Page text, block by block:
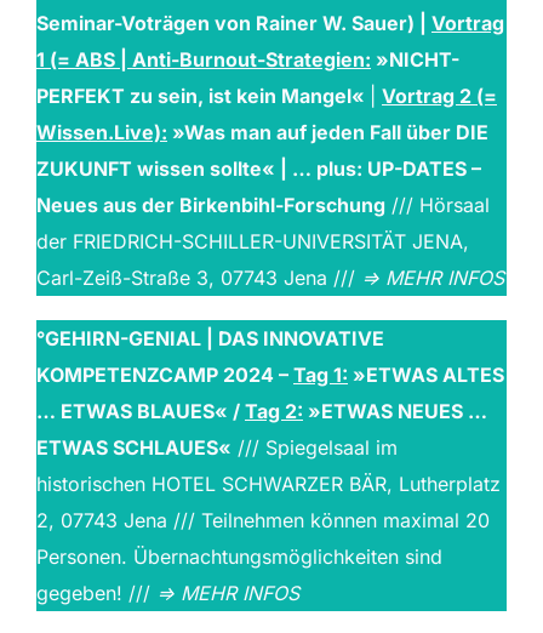
Seminar-Voträgen von Rainer W. Sauer) | Vortrag
1 (= ABS | Anti-Burnout-Strategien: »NICHT-
PERFEKT zu sein, ist kein Mangel«
Vortrag 2 (=
Wissen.Live): »Was man auf jeden Fall über DIE
ZUKUNFT wissen sollte« | … plus: UP-DATES –
Neues aus der Birkenbihl-Forschung /// Hörsaal
der FRIEDRICH-SCHILLER-UNIVERSITÄT JENA,
Carl-Zeiß-Straße 3, 07743 Jena /// => MEHR INFOS
°GEHIRN-GENIAL | DAS INNOVATIVE
KOMPETENZCAMP 2024 – Tag 1: »ETWAS ALTES
… ETWAS BLAUES« / Tag 2: »ETWAS NEUES …
ETWAS SCHLAUES« /// Spiegelsaal im
historischen HOTEL SCHWARZER BÄR, Lutherplatz
2, 07743 Jena /// Teilnehmen können maximal 20
Personen. Übernachtungsmöglichkeiten sind
gegeben! /// => MEHR INFOS